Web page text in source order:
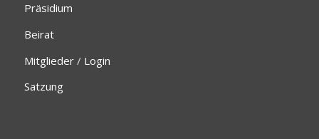
Präsidium
Beirat
Mitglieder/ Login
Satzung